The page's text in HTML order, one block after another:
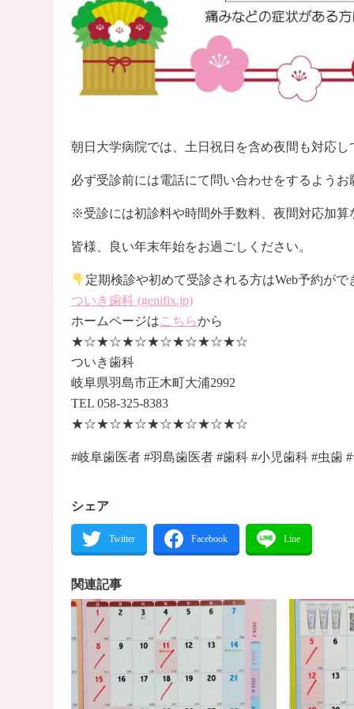
朝日大学病院では、土日祝日を含め夜間も対応し
必ず受診前には電話にて問い合わせをするようお
※受診には初診料や時間外手数料、夜間対応加
皆様、良い年末年始をお過ごしください。
定期検診や初めて受診される方はWeb予約がで
ついき歯科 (genifix.jp)
ホームページはこちらから
★☆★☆★☆★☆★☆★☆★☆
ついき歯科
岐阜県羽島市正木町大浦2992
TEL 058-325-8383
★☆★☆★☆★☆★☆★☆★☆
#岐阜歯医者 #羽島歯医者 #歯科 #小児歯科 #虫歯
シェア
関連記事